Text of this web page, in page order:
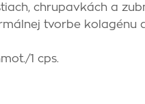
chrupavkách a
tvorbe kolagénu
1 cps.